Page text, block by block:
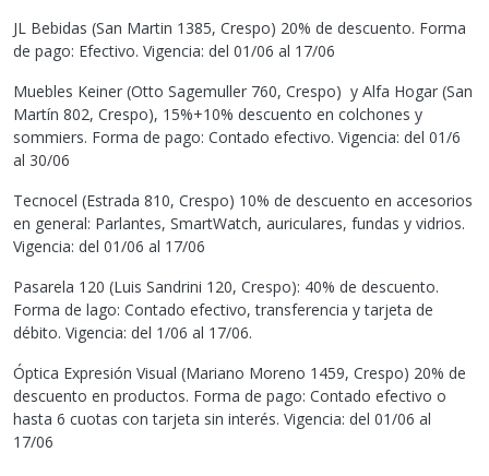
JL Bebidas (San Martin 1385, Crespo) 20% de descuento. Forma
de pago: Efectivo. Vigencia: del 01/06 al 17/06
Muebles Keiner (Otto Sagemuller 760, Crespo) y Alfa Hogar (San
Martín 802, Crespo), 15%+10% descuento en colchones y
sommiers. Forma de pago: Contado efectivo. Vigencia: del 01/6
al 30/06
Tecnocel (Estrada 810, Crespo) 10% de descuento en accesorios
en general: Parlantes, SmartWatch, auriculares, fundas y vidrios.
Vigencia: del 01/06 al 17/06
Pasarela 120 (Luis Sandrini 120, Crespo): 40% de descuento.
Forma de lago: Contado efectivo, transferencia y tarjeta de
débito. Vigencia: del 1/06 al 17/06.
Óptica Expresión Visual (Mariano Moreno 1459, Crespo) 20% de
descuento en productos. Forma de pago: Contado efectivo o
hasta 6 cuotas con tarjeta sin interés. Vigencia: del 01/06 al
17/06